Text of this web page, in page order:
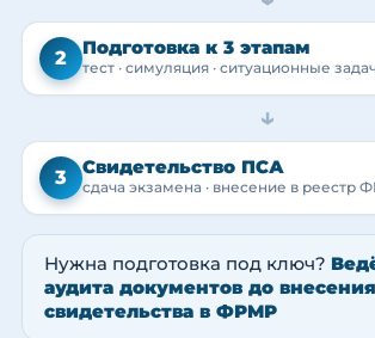
2 Подготовка к 3 этапам
тест · симуляция · ситуационные
→
3 Свидетельство ПСА
сдача экзамена · внесение в реестр
Нужна подготовка под ключ?
аудита документов до внесения
свидетельства в ФРМР